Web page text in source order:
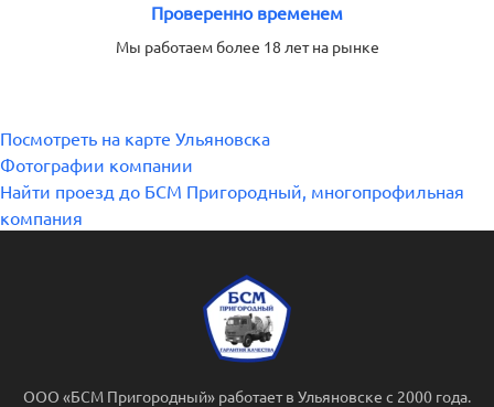
Проверенно временем
Мы работаем более 18 лет на рынке
Посмотреть на карте Ульяновска
Фотографии компании
Найти проезд до БСМ Пригородный, многопрофильная
компания
ООО «БСМ Пригородный» работает в Ульяновске с 2000 года.